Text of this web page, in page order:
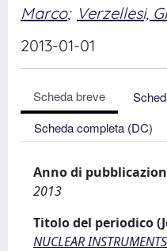
Marco; Verzellesi,
2013-01-01
Scheda breve
Scheda completa (DC)
Anno di
2013
Titolo del periodico
NUCLEAR